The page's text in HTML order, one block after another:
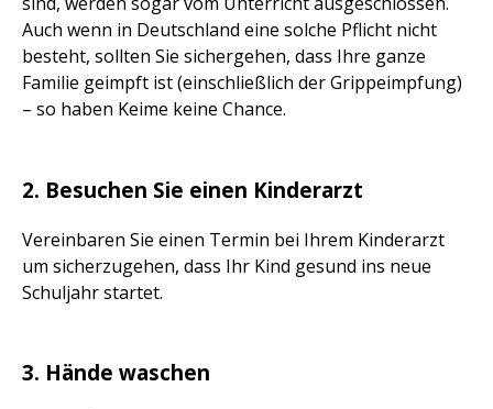
Auch wenn in Deutschland eine solche Pflicht nicht
besteht, sollten Sie sichergehen, dass Ihre ganze
Familie geimpft ist (einschließlich der Grippeimpfung)
– so haben Keime keine Chance.
2. Besuchen Sie einen Kinderarzt
Vereinbaren Sie einen Termin bei Ihrem Kinderarzt
um sicherzugehen, dass Ihr Kind gesund ins neue
Schuljahr startet.
3. Hände waschen